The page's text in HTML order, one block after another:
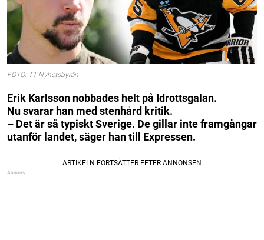
FOTO: TT Nyhetsbyrån
Erik Karlsson nobbades helt på Idrottsgalan.
Nu svarar han med stenhård kritik.
– Det är så typiskt Sverige. De gillar inte framgångar
utanför landet, säger han till Expressen.